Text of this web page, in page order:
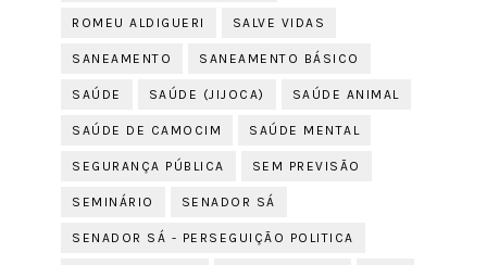
ROMEU ALDIGUERI SALVE VIDAS
SANEAMENTO SANEAMENTO BÁSICO
SAÚDE SAÚDE (JIJOCA) SAÚDE ANIMAL
SAÚDE DE CAMOCIM SAÚDE MENTAL
SEGURANÇA PÚBLICA SEM PREVISÃO
SEMINÁRIO SENADOR SÁ
SENADOR SÁ - PERSEGUIÇÃO POLITICA